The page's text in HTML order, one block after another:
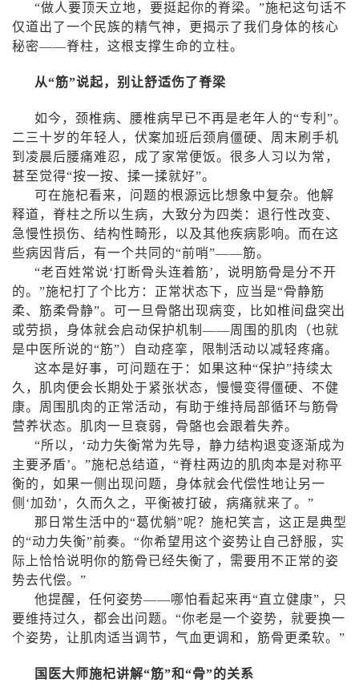
“做人要顶天立地，要挺起你的脊梁。”施杞这句话不
仅道出了一个民族的精气神，更揭示了我们身体的核心
秘密——脊柱，这根支撑生命的立柱。
从“筋”说起，别让舒适伤了脊梁
如今，颈椎病、腰椎病早已不再是老年人的“专利”。
二三十岁的年轻人，伏案加班后颈肩僵硬、周末刷手机
到凌晨后腰痛难忍，成了家常便饭。很多人习以为常，
甚至觉得“按一按、揉一揉就好”。
可在施杞看来，问题的根源远比想象中复杂。他解
释道，脊柱之所以生病，大致分为四类：退行性改变、
急慢性损伤、结构性畸形，以及其他疾病影响。而在这
些病因背后，有一个共同的“前哨”——筋。
“老百姓常说‘打断骨头连着筋’，说明筋骨是分不开
的。”施杞打了个比方：正常状态下，应当是“骨静筋
柔、筋柔骨静”。可一旦骨骼出现病变，比如椎间盘突出
或劳损，身体就会启动保护机制——周围的肌肉（也就
是中医所说的“筋”）自动痉挛，限制活动以减轻疼痛。
这本是好事，可问题在于：如果这种“保护”持续太
久，肌肉便会长期处于紧张状态，慢慢变得僵硬、不健
康。周围肌肉的正常活动，有助于维持局部循环与筋骨
营养状态。肌肉一旦衰弱，骨骼也会跟着失养。
“所以，‘动力失衡常为先导，静力结构退变逐渐成为
主要矛盾’。”施杞总结道，“脊柱两边的肌肉本是对称平
衡的，如果一侧出现问题，身体就会代偿性地让另一
侧‘加劲’，久而久之，平衡被打破，病痛就来了。”
那日常生活中的“葛优躺”呢？施杞笑言，这正是典型
的“动力失衡”前奏。“你希望用这个姿势让自己舒服，实
际上恰恰说明你的筋骨已经失衡了，需要用不正常的姿
势去代偿。”
他提醒，任何姿势——哪怕看起来再“直立健康”，只
要维持过久，都会出问题。“你老是一个姿势，就要换一
个姿势，让肌肉适当调节，气血更调和，筋骨更柔软。”
国医大师施杞讲解“筋”和“骨”的关系